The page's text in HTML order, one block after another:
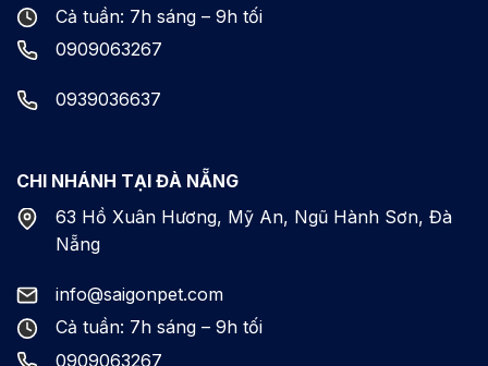
Cả tuần: 7h sáng – 9h tối
0909063267
0939036637
CHI NHÁNH TẠI ĐÀ NẴNG
63 Hồ Xuân Hương, Mỹ An, Ngũ Hành Sơn, Đà
Nẵng
info@saigonpet.com
Cả tuần: 7h sáng – 9h tối
0909063267